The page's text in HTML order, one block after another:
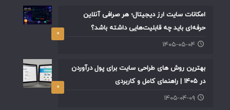
۰
امکانات سایت ارز دیجیتال؛ هر صرافی آنلاین
حرفه‌ای باید چه قابلیت‌هایی داشته باشد؟
۱۴۰۵-۰۵-۰۴
۰
بهترین روش های طراحی سایت برای پول درآوردن
در ۱۴۰۵ | راهنمای کامل و کاربردی
۱۴۰۵-۰۴-۰۹